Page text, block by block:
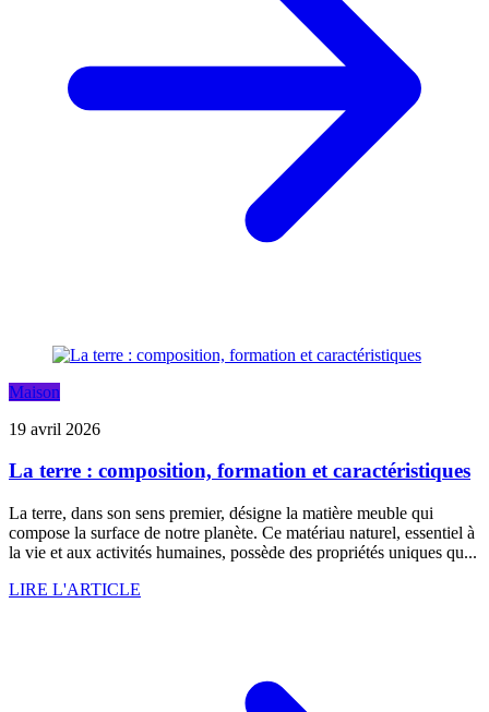
Maison
19 avril 2026
La terre : composition, formation et caractéristiques
La terre, dans son sens premier, désigne la matière meuble qui
compose la surface de notre planète. Ce matériau naturel, essentiel à
la vie et aux activités humaines, possède des propriétés uniques qu...
LIRE L'ARTICLE